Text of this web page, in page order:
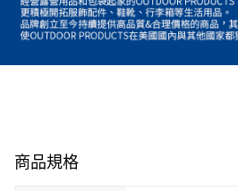
商品規格